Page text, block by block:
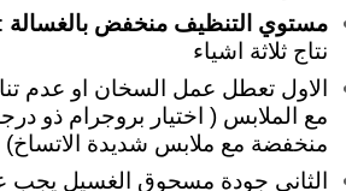
مستوي التنظيف منخفض بالغسالة
نتاج ثلاثة اشياء
الاول تعطل عمل السخان او عدم
مع الملابس ( اختيار بروجرام ذو
منخفضة مع ملابس شديدة الاتساخ)
الثاني جودة مسحوق الغسيل يجب